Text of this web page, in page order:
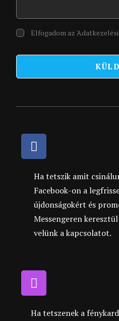
Elfogadom az
Ha tetszik amit
Facebook-on a
újdonságokért és
Messengeren
velünk a kapcsolatot.
Ha tetszenek a